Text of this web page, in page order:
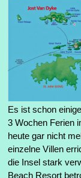
Es ist schon
3 Wochen Ferien
heute gar nicht
einzelne Villen
die Insel stark
Beach Resort